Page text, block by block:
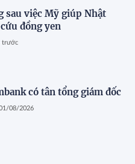
sau việc Mỹ giúp Nhật
đồng yen
trước
có tân tổng giám đốc
08/2026